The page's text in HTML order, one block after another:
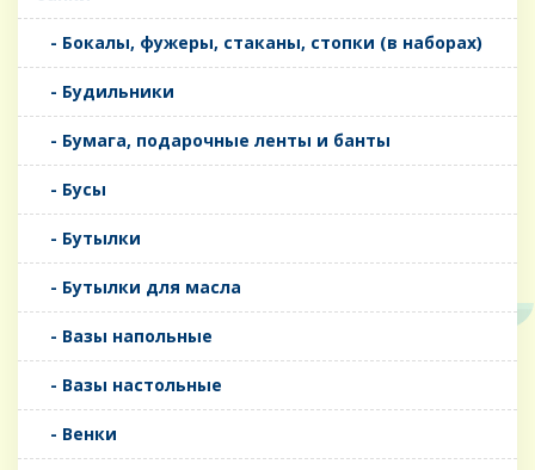
- Бокалы, фужеры, стаканы, стопки (в наборах)
- Будильники
- Бумага, подарочные ленты и банты
- Бусы
- Бутылки
- Бутылки для масла
- Вазы напольные
- Вазы настольные
- Венки